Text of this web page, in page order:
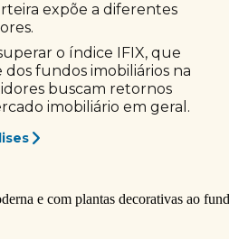
expõe a diferentes
o índice IFIX, que
fundos imobiliários na
buscam retornos
imobiliário em geral.